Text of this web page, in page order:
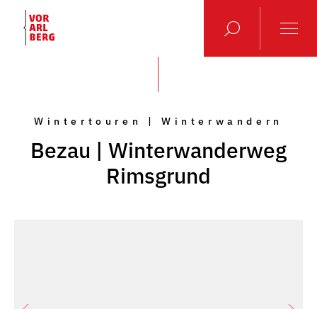
Wintertouren | Winterwandern
Bezau | Winterwanderweg
Rimsgrund